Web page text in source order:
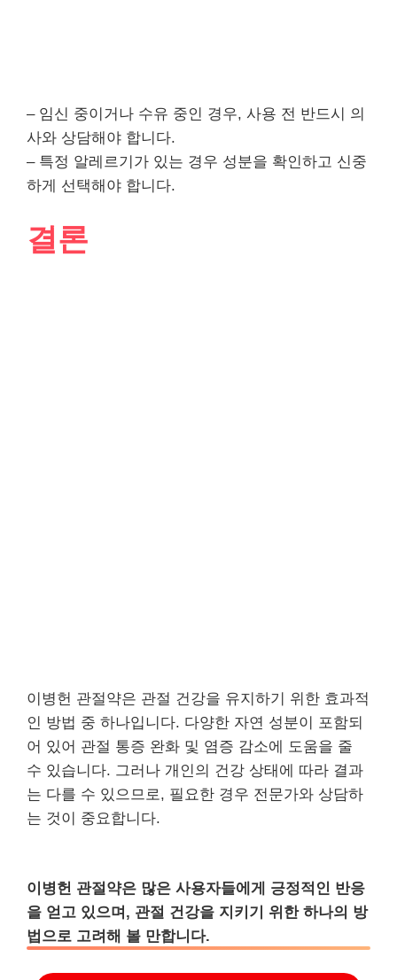
– 임신 중이거나 수유 중인 경우, 사용 전 반드시 의
사와 상담해야 합니다.
– 특정 알레르기가 있는 경우 성분을 확인하고 신중
하게 선택해야 합니다.
결론
이병헌 관절약은 관절 건강을 유지하기 위한 효과적
인 방법 중 하나입니다. 다양한 자연 성분이 포함되
어 있어 관절 통증 완화 및 염증 감소에 도움을 줄
수 있습니다. 그러나 개인의 건강 상태에 따라 결과
는 다를 수 있으므로, 필요한 경우 전문가와 상담하
는 것이 중요합니다.
이병헌 관절약은 많은 사용자들에게 긍정적인 반응
을 얻고 있으며, 관절 건강을 지키기 위한 하나의 방
법으로 고려해 볼 만합니다.